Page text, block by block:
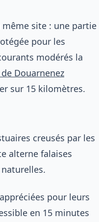
site : une partie
pour les
modérés la
Douarnenez
sur 15 kilomètres.
creusés par les
alterne falaises
pour leurs
en 15 minutes